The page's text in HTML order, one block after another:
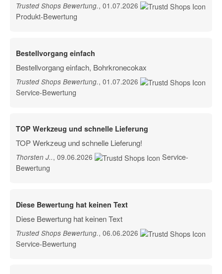
Trusted Shops Bewertung., 01.07.2026
Produkt-Bewertung
Bestellvorgang einfach
Bestellvorgang einfach, Bohrkronecokax
Trusted Shops Bewertung., 01.07.2026
Service-Bewertung
TOP Werkzeug und schnelle Lieferung
TOP Werkzeug und schnelle Lieferung!
Thorsten J.., 09.06.2026
Service-
Bewertung
Diese Bewertung hat keinen Text
Diese Bewertung hat keinen Text
Trusted Shops Bewertung., 06.06.2026
Service-Bewertung